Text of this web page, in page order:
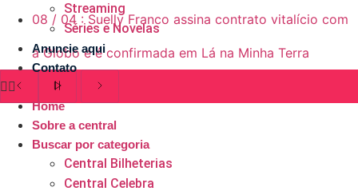
08 / 04 : Suelly Franco assina contrato vitalício com
a Globo e é confirmada em Lá na Minha Terra
Streaming
Séries e Novelas
Anuncie aqui
Contato
Home
Sobre a central
Buscar por categoria
Central Bilheterias
Central Celebra